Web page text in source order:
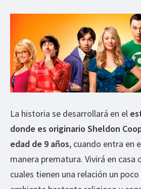
La historia se desarrollará en el
donde es originario Sheldon
edad de 9 años, cuando entra en
manera prematura. Vivirá en casa
cuales tienen una relación un